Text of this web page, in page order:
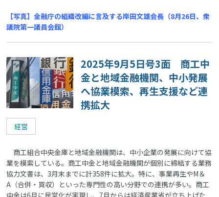
【写真】金融庁の組織改編に言及する岸田文雄会長（8月26日、衆
議院第一議員会館）
2025年9月5日号3面 商工中
金と地域金融機関、中小発展
へ協業模索、再生支援など連
携拡大
経営
商工組合中央金庫と地域金融機関は、中小企業の発展に向けて協
業を模索している。商工中金と地域金融機関が個別に締結する業務
協力文書は、3月末までに計358件に拡大。特に、事業再生やM＆
A（合併・買収）といった専門性の高い分野での連携が多い。商工